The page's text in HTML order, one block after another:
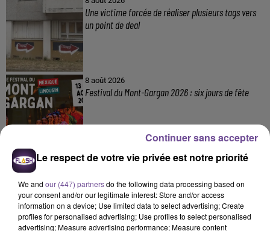
Une victime forcée de réaliser plusieurs tags vers
un point de deal
8 août 2026
Festival du Mont-Gargan 2026 : six jours de fête
7 août 2026
toxiques
Le respect de votre vie privée est notre priorité
We and our (447) partnersdo the following data processing based on
your consent and/or our legitimate interest: Store and/or access
information on a device; Use limited data to select advertising; Create
profiles for personalised advertising; Use profiles to select personalised
advertising; Measure advertising performance; Measure content
Continuer sans accepter